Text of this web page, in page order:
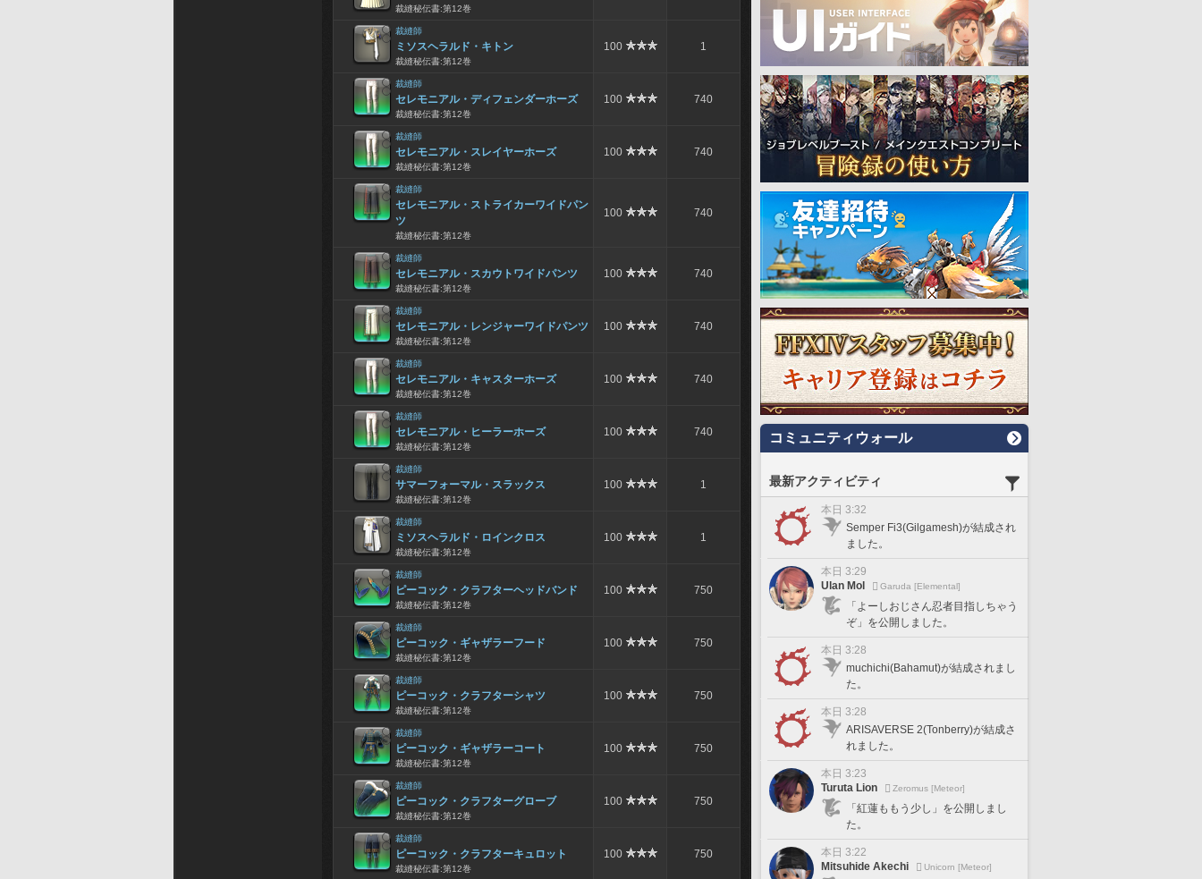
裁縫秘伝書:第12巻
裁縫師
ミソスヘラルド・キトン
裁縫秘伝書:第12巻
100 1
裁縫師
セレモニアル・ディフェンダーホーズ
裁縫秘伝書:第12巻
100 740
裁縫師
セレモニアル・スレイヤーホーズ
裁縫秘伝書:第12巻
100 740
裁縫師
セレモニアル・ストライカーワイドパン
ツ
裁縫秘伝書:第12巻
100 740
裁縫師
セレモニアル・スカウトワイドパンツ
裁縫秘伝書:第12巻
100 740
裁縫師
セレモニアル・レンジャーワイドパンツ
裁縫秘伝書:第12巻
100 740
裁縫師
セレモニアル・キャスターホーズ
裁縫秘伝書:第12巻
100 740
裁縫師
セレモニアル・ヒーラーホーズ
裁縫秘伝書:第12巻
100 740
裁縫師
サマーフォーマル・スラックス
裁縫秘伝書:第12巻
100 1
裁縫師
ミソスヘラルド・ロインクロス
裁縫秘伝書:第12巻
100 1
裁縫師
ピーコック・クラフターヘッドバンド
裁縫秘伝書:第12巻
100 750
裁縫師
ピーコック・ギャザラーフード
裁縫秘伝書:第12巻
100 750
裁縫師
ピーコック・クラフターシャツ
裁縫秘伝書:第12巻
100 750
裁縫師
ピーコック・ギャザラーコート
裁縫秘伝書:第12巻
100 750
裁縫師
ピーコック・クラフターグローブ
裁縫秘伝書:第12巻
100 750
裁縫師
ピーコック・クラフターキュロット
裁縫秘伝書:第12巻
100 750
コミュニティウォール
最新アクティビティ
本日 3:32
Semper Fi3(Gilgamesh)が結成され
ました。
本日 3:29
Ulan Mol
Garuda [Elemental]
「よーしおじさん忍者目指しちゃう
ぞ」を公開しました。
本日 3:28
muchichi(Bahamut)が結成されまし
た。
本日 3:28
ARISAVERSE 2(Tonberry)が結成さ
れました。
本日 3:23
Turuta Lion
Zeromus [Meteor]
「紅蓮ももう少し」を公開しまし
た。
本日 3:22
Mitsuhide Akechi
Unicorn [Meteor]